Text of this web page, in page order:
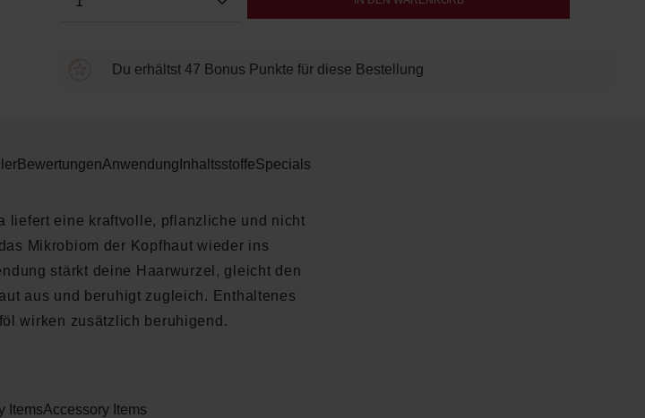
Du erhältst 47 Bonus Punkte für diese Bestellung
BewertungenAnwendung InhaltsstoffeSpecials
liefert eine kraftvolle, pflanzliche und nicht
Mikrobiom der Kopfhaut wieder ins
stärkt deine Haarwurzel, gleicht den
aus und beruhigt zugleich. Enthaltenes
wirken zusätzlich beruhigend.
ItemsAccessory Items